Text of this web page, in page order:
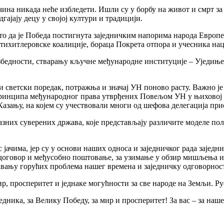
никада неће избледети. Ишли су у борбу на живот и смрт за
децу у својој култури и традицији.
да је Победа постигнута заједничким напорима народа
коалиције, бораца Покрета отпора и учесника
стварању кључне међународне институције –
поредак, потражња и значај УН поново расту. Важно
међународног права утврђених Повељом УН у њиховој
на којем су учествовали многи од шефова делегација
суверених држава, које представљају различите моделе
јер су у основи наших односа и заједничког рада
и међусобно поштовање, за узимање у обзир мишљења
горућих проблема нашег времена и заједничку
и једнаке могућности за све народе на Земљи.
за Велику Победу, за мир и просперитет! За вас – за